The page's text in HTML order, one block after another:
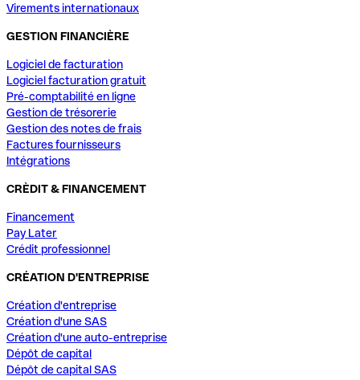
Virements internationaux
GESTION FINANCIÈRE
Logiciel de facturation
Logiciel facturation gratuit
Pré-comptabilité en ligne
Gestion de trésorerie
Gestion des notes de frais
Factures fournisseurs
Intégrations
CRÈDIT & FINANCEMENT
Financement
Pay Later
Crédit professionnel
CRÉATION D'ENTREPRISE
Création d'entreprise
Création d'une SAS
Création d'une auto-entreprise
Dépôt de capital
Dépôt de capital SAS